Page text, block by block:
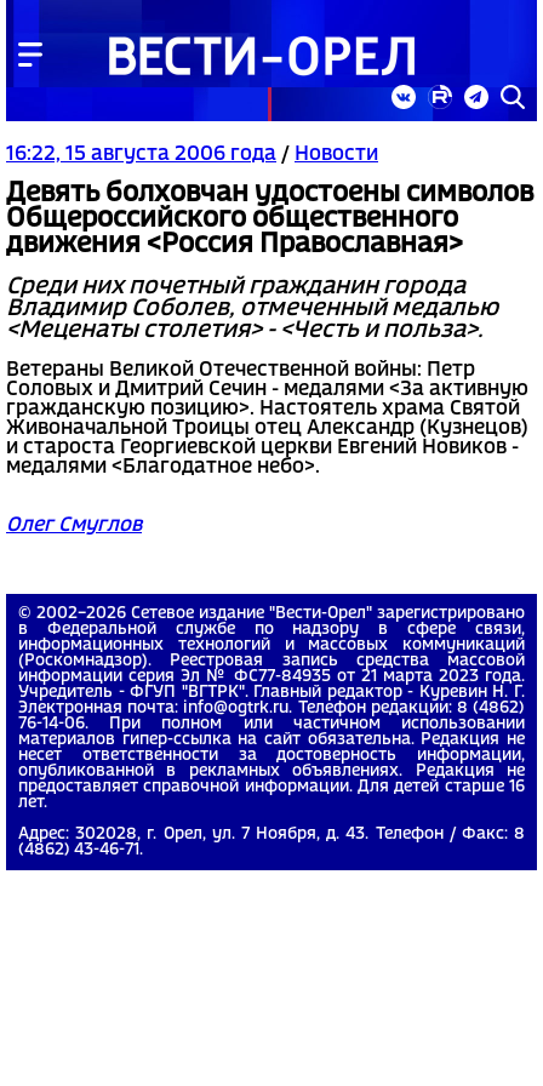
16:22, 15 августа 2006 года / Новости
Девять болховчан удостоены символов
Общероссийского общественного
движения <Россия Православная>
Среди них почетный гражданин города
Владимир Соболев, отмеченный медалью
<Меценаты столетия> - <Честь и польза>.
Ветераны Великой Отечественной войны: Петр
Соловых и Дмитрий Сечин - медалями <За активную
гражданскую позицию>. Настоятель храма Святой
Живоначальной Троицы отец Александр (Кузнецов)
и староста Георгиевской церкви Евгений Новиков -
медалями <Благодатное небо>.
Олег Смуглов
© 2002−2026 Сетевое издание "Вести-Орел" зарегистрировано
в Федеральной службе по надзору в сфере связи,
информационных технологий и массовых коммуникаций
(Роскомнадзор). Реестровая запись средства массовой
информации серия Эл № ФС77-84935 от 21 марта 2023 года.
Учредитель - ФГУП "ВГТРК". Главный редактор - Куревин Н. Г.
Электронная почта: info@ogtrk.ru. Телефон редакции: 8 (4862)
76-14-06. При полном или частичном использовании
материалов гипер-ссылка на сайт обязательна. Редакция не
несет ответственности за достоверность информации,
опубликованной в рекламных объявлениях. Редакция не
предоставляет справочной информации. Для детей старше 16
лет.
Адрес: 302028, г. Орел, ул. 7 Ноября, д. 43. Телефон / Факс: 8
(4862) 43-46-71.